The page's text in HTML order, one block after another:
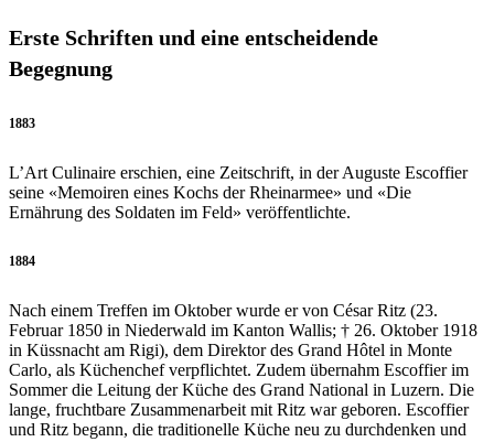
Erste Schriften und eine entscheidende
Begegnung
1883
L’Art Culinaire erschien, eine Zeitschrift, in der Auguste Escoffier
seine «Memoiren eines Kochs der Rheinarmee» und «Die
Ernährung des Soldaten im Feld» veröffentlichte.
1884
Nach einem Treffen im Oktober wurde er von César Ritz (23.
Februar 1850 in Niederwald im Kanton Wallis; † 26. Oktober 1918
in Küssnacht am Rigi), dem Direktor des Grand Hôtel in Monte
Carlo, als Küchenchef verpflichtet. Zudem übernahm Escoffier im
Sommer die Leitung der Küche des Grand National in Luzern. Die
lange, fruchtbare Zusammenarbeit mit Ritz war geboren. Escoffier
und Ritz begann, die traditionelle Küche neu zu durchdenken und